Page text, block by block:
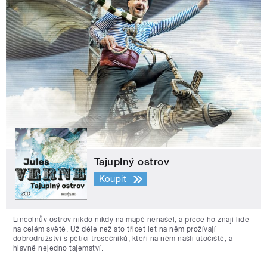
Tajuplný ostrov
Koupit
Lincolnův ostrov nikdo nikdy na mapě nenašel, a přece ho znají lidé
na celém světě. Už déle než sto třicet let na něm prožívají
dobrodružství s pěticí trosečníků, kteří na něm našli útočiště, a
hlavně nejedno tajemství.